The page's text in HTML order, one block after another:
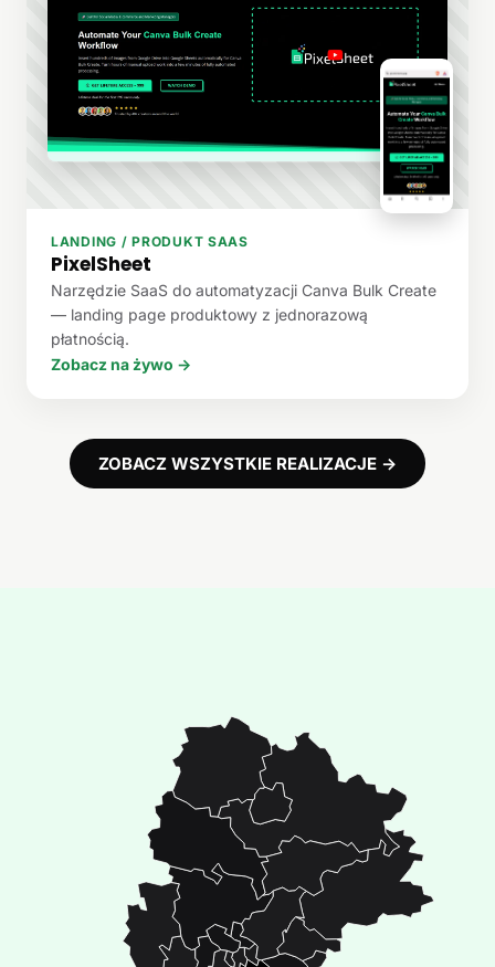
LANDING / PRODUKT SAAS
PixelSheet
Narzędzie SaaS do automatyzacji Canva Bulk Create
— landing page produktowy z jednorazową
płatnością.
Zobacz na żywo →
ZOBACZ WSZYSTKIE REALIZACJE →